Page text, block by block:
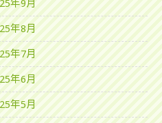
年9月
年8月
年7月
年6月
年5月